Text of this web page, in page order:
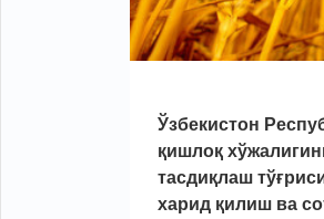
Ўзбекистон
қишлоқ
тасдиқлаш
харид қилиш ва